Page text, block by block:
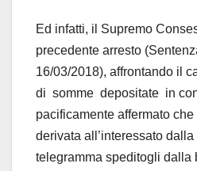
Ed infatti, il Supremo
precedente arresto
16/03/2018), affrontando il
di somme depositate in
pacificamente affermato
derivata all’interessato
telegramma speditogli dalla